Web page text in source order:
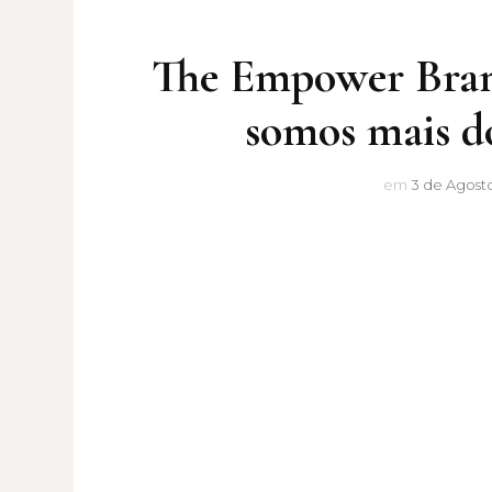
The Empower
somos mais
em 3 de